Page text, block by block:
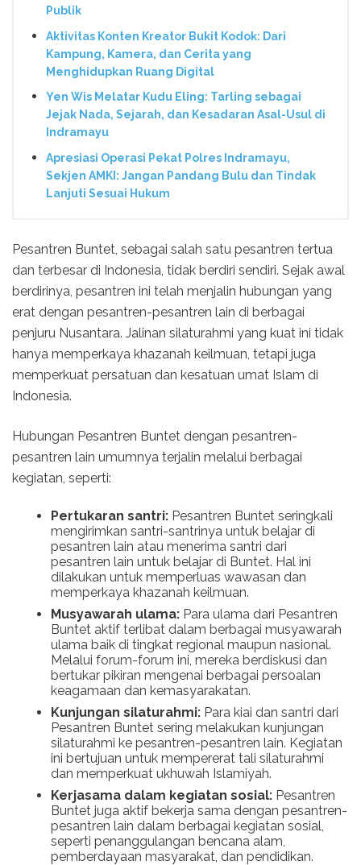
Publik
Aktivitas Konten Kreator Bukit Kodok: Dari
Kampung, Kamera, dan Cerita yang
Menghidupkan Ruang Digital
Yen Wis Melatar Kudu Eling: Tarling sebagai
Jejak Nada, Sejarah, dan Kesadaran Asal-Usul di
Indramayu
Apresiasi Operasi Pekat Polres Indramayu,
Sekjen AMKI: Jangan Pandang Bulu dan Tindak
Lanjuti Sesuai Hukum
Pesantren Buntet, sebagai salah satu pesantren tertua
dan terbesar di Indonesia, tidak berdiri sendiri. Sejak awal
berdirinya, pesantren ini telah menjalin hubungan yang
erat dengan pesantren-pesantren lain di berbagai
penjuru Nusantara. Jalinan silaturahmi yang kuat ini tidak
hanya memperkaya khazanah keilmuan, tetapi juga
memperkuat persatuan dan kesatuan umat Islam di
Indonesia.
Hubungan Pesantren Buntet dengan pesantren-
pesantren lain umumnya terjalin melalui berbagai
kegiatan, seperti:
Pertukaran santri: Pesantren Buntet seringkali
mengirimkan santri-santrinya untuk belajar di
pesantren lain atau menerima santri dari
pesantren lain untuk belajar di Buntet. Hal ini
dilakukan untuk memperluas wawasan dan
memperkaya khazanah keilmuan.
Musyawarah ulama: Para ulama dari Pesantren
Buntet aktif terlibat dalam berbagai musyawarah
ulama baik di tingkat regional maupun nasional.
Melalui forum-forum ini, mereka berdiskusi dan
bertukar pikiran mengenai berbagai persoalan
keagamaan dan kemasyarakatan.
Kunjungan silaturahmi: Para kiai dan santri dari
Pesantren Buntet sering melakukan kunjungan
silaturahmi ke pesantren-pesantren lain. Kegiatan
ini bertujuan untuk mempererat tali silaturahmi
dan memperkuat ukhuwah Islamiyah.
Kerjasama dalam kegiatan sosial: Pesantren
Buntet juga aktif bekerja sama dengan pesantren-
pesantren lain dalam berbagai kegiatan sosial,
seperti penanggulangan bencana alam,
pemberdayaan masyarakat, dan pendidikan.